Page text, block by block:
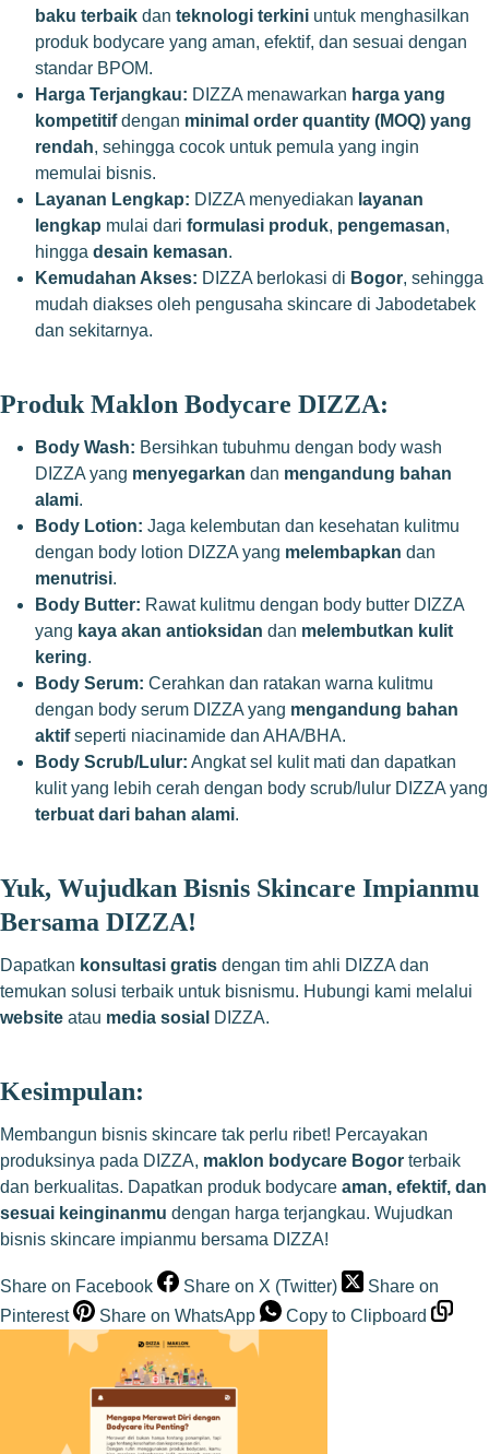
baku terbaik dan teknologi terkini untuk menghasilkan
produk bodycare yang aman, efektif, dan sesuai dengan
standar BPOM.
Harga Terjangkau: DIZZA menawarkan harga yang
kompetitifdengan minimal order quantity (MOQ) yang
rendah, sehingga cocok untuk pemula yang ingin
memulai bisnis.
Layanan Lengkap: DIZZA menyediakan layanan
lengkap mulai dari formulasi produk, pengemasan,
hingga desain kemasan.
Kemudahan Akses: DIZZA berlokasi di Bogor, sehingga
mudah diakses oleh pengusaha skincare di Jabodetabek
dan sekitarnya.
Produk Maklon Bodycare DIZZA:
Body Wash: Bersihkan tubuhmu dengan body wash
DIZZA yang menyegarkan dan mengandung bahan
alami.
Body Lotion: Jaga kelembutan dan kesehatan kulitmu
dengan body lotion DIZZA yang melembapkan dan
menutrisi.
Body Butter: Rawat kulitmu dengan body butter DIZZA
yang kaya akan antioksidan dan melembutkan kulit
kering.
Body Serum: Cerahkan dan ratakan warna kulitmu
dengan body serum DIZZA yang mengandung bahan
aktifseperti niacinamide dan AHA/BHA.
Body Scrub/Lulur: Angkat sel kulit mati dan dapatkan
kulit yang lebih cerah dengan body scrub/lulur DIZZA yang
terbuat dari bahan alami.
Yuk, Wujudkan Bisnis Skincare Impianmu
Bersama DIZZA!
Dapatkan konsultasi gratis dengan tim ahli DIZZA dan
temukan solusi terbaik untuk bisnismu. Hubungi kami melalui
website atau media sosial DIZZA.
Kesimpulan:
Membangun bisnis skincare tak perlu ribet! Percayakan
produksinya pada DIZZA, maklon bodycare Bogor terbaik
dan berkualitas. Dapatkan produk bodycare aman, efektif, dan
sesuai keinginanmu dengan harga terjangkau. Wujudkan
bisnis skincare impianmu bersama DIZZA!
Share on Facebook Share on X (Twitter)
Share on
Pinterest
Share on WhatsApp Copy to Clipboard